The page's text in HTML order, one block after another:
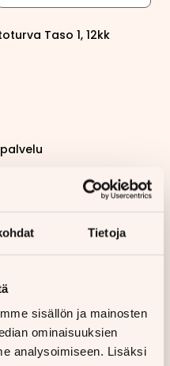
Tietoja
sisällön ja mainosten
ominaisuuksien
analysoimiseen. Lisäksi
Taso 1, 12kk
326,23 €